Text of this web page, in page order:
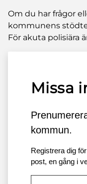
Om du har frågor
kommunens
För akuta polisiära
Missa
kommun.
Registrera dig
post, en gång i